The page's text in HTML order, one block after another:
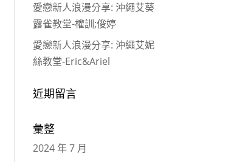
愛戀新人浪漫分享: 沖繩艾葵
露雀教堂-權訓;俊婷
愛戀新人浪漫分享: 沖繩艾妮
絲教堂-Eric&Ariel
近期留言
彙整
2024 年 7 月